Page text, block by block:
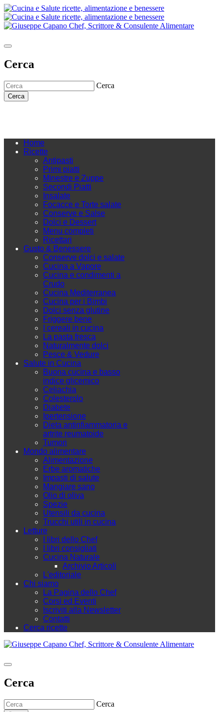
Cerca
Cerca
Cerca
Home
Ricette
Antipasti
Primi piatti
Minestre e Zuppe
Secondi Piatti
Insalate
Focacce e Torte salate
Conserve e Salse
Dolci e Dessert
Menu completi
Ricettari
Gusto & Benessere
Conserve dolci e salate
Cucina a Vapore
Cucina e condimenti a
Crudo
Cucina Mediterranea
Cucina per i Bimbi
Dolci senza glutine
Friggere bene
I cereali in cucina
La pasta fresca
Naturalmente dolci
Pesce & Vedure
Salute in Cucina
Buona cucina e basso
indice glicemico
Celiachia
Colesterolo
Diabete
Ipertensione
Dieta antinfiammatoria e
artrite reumatoide
Tumori
Mondo alimentare
Alimentazione
Erbe aromatiche
Impasti di salute
Mangiare sano
Olio di oliva
Spezie
Utensili da cucina
Trucchi utili in cucina
Letture
I libri dello Chef
I libri consigliati
Cucina Naturale
Archivio Articoli
L'editoriale
Chi siamo
La Pagina dello Chef
Corsi ed Eventi
Iscriviti alla Newsletter
Contatti
Cerca ricette
Cerca
Cerca